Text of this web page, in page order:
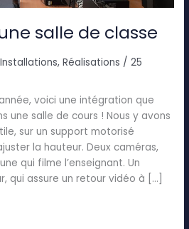
salle de classe
Installations,Réalisations /25
voici une intégration que
une salle de cours ! Nous y avons
sur un support motorisé
la hauteur. Deux caméras,
qui filme l’enseignant. Un
qui assure un retour vidéo à […]